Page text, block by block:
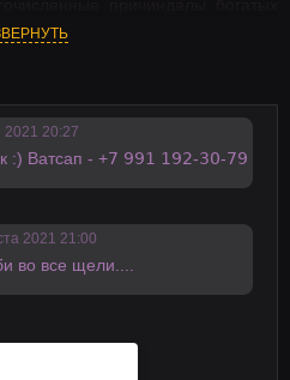
зарабатывать. И работа
20:27
:) Ватсaп - +𝟩 𝟫𝟫𝟣 𝟣𝟫𝟤-𝟥𝟢-𝟩𝟫
2021 21:00
во все щели....